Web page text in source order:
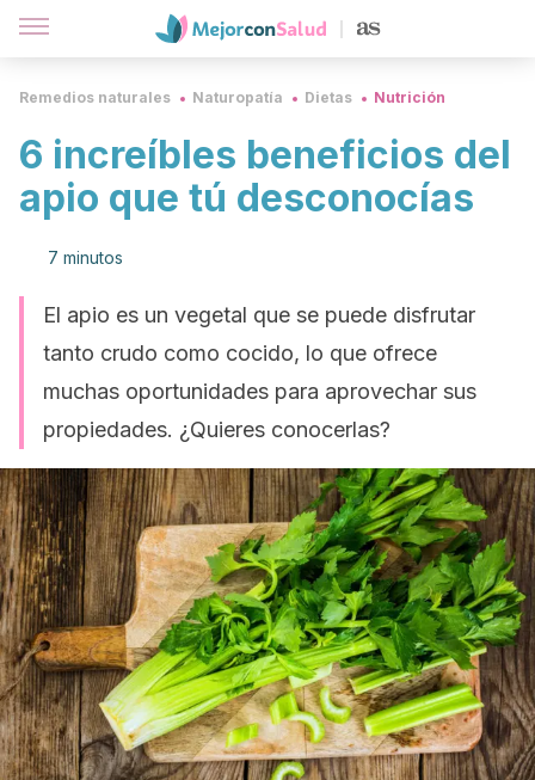
Remedios naturales Naturopatía Dietas Nutrición
6 increíbles beneficios del
apio que tú desconocías
7 minutos
El apio es un vegetal que se puede disfrutar
tanto crudo como cocido, lo que ofrece
muchas oportunidades para aprovechar sus
propiedades. ¿Quieres conocerlas?